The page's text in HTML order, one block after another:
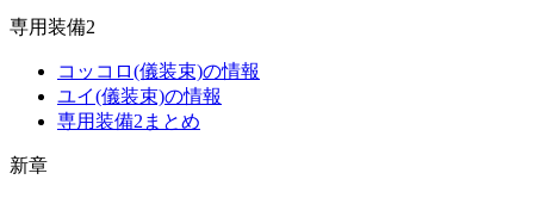
専用装備2
コッコロ(儀装束)の情報
ユイ(儀装束)の情報
専用装備2まとめ
新章